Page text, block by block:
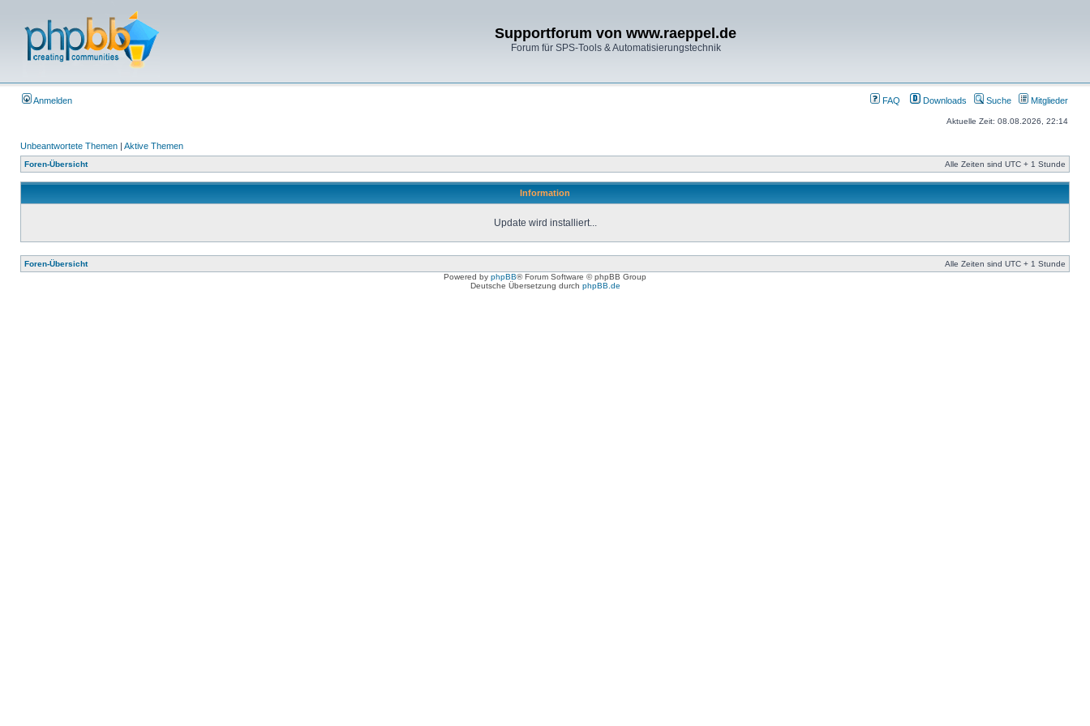
Supportforum von www.raeppel.de
Forum für SPS-Tools & Automatisierungstechnik
Anmelden FAQ Downloads Suche Mitglieder
Aktuelle Zeit: 08.08.2026, 22:14
Unbeantwortete Themen | Aktive Themen
Foren-Übersicht Alle Zeiten sind UTC + 1 Stunde
Information
Update wird installiert...
Foren-Übersicht
Alle Zeiten sind UTC + 1 Stunde
Powered by phpBB® Forum Software © phpBB Group
Deutsche Übersetzung durch phpBB.de